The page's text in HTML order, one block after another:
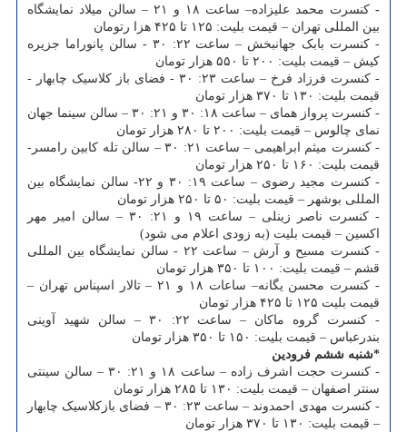
-
کنسرت محمد علیزاده– ساعت ۱۸ و ۲۱ – سالن میلاد نمایشگاه
بین المللی تهران – قیمت بلیت: ۱۲۵ تا ۴۲۵ هزا رتومان
- کنسرت بابک جهانبخش – ساعت ۲۲: ۳۰ - سالن پانوراما جزیره
کیش – قیمت بلیت: ۲۰۰ تا ۵۵۰ هزار تومان
- کنسرت فرزاد فرخ – ساعت ۲۳: ۳۰ - فضای باز کلاسیک چابهار -
قیمت بلیت: ۱۳۰ تا ۳۷۰ هزار تومان
- کنسرت پرواز همای – ساعت ۱۸: ۳۰ و ۲۱: ۳۰ – سالن سینما جهان
نمای چالوس – قیمت بلیت: ۲۰۰ تا ۲۸۰ هزار تومان
- کنسرت میثم ابراهیمی – ساعت ۲۱: ۳۰ – سالن تله کابین رامسر-
قیمت بلیت: ۱۶۰ تا ۲۵۰ هزار تومان
- کنسرت مجید رضوی – ساعت ۱۹: ۳۰ و ۲۲- سالن نمایشگاه بین
المللی بوشهر – قیمت بلیت: ۵۰ تا ۲۵۰ هزار تومان
- کنسرت ناصر زینلی – ساعت ۱۹ و ۲۱: ۳۰ – سالن امیر مهر
اکسین – قیمت بلیت (به زودی اعلام می شود)
- کنسرت مسیح و آرش – ساعت ۲۲ - سالن نمایشگاه بین المللی
قشم – قیمت بلیت: ۱۰۰ تا ۳۵۰ هزار تومان
- کنسرت محسن یگانه– ساعات ۱۸ و ۲۱ – تالار اسپناس تهران –
قیمت بلیت ۱۲۵ تا ۴۲۵ هزار تومان
- کنسرت گروه ماکان – ساعت ۲۲: ۳۰ – سالن شهید آوینی
بندرعباس – قیمت بلیت: ۱۵۰ تا ۳۵۰ هزار تومان
*شنبه ششم فرودین
- کنسرت حجت اشرف زاده – ساعت ۱۸ و ۲۱: ۳۰ – سالن سینتی
سنتر اصفهان – قیمت بلیت: ۱۳۰ تا ۲۸۵ هزار تومان
- کنسرت مهدی احمدوند – ساعت ۲۳: ۳۰ – فضای بازکلاسیک چابهار
– قیمت بلیت: ۱۳۰ تا ۳۷۰ هزار تومان